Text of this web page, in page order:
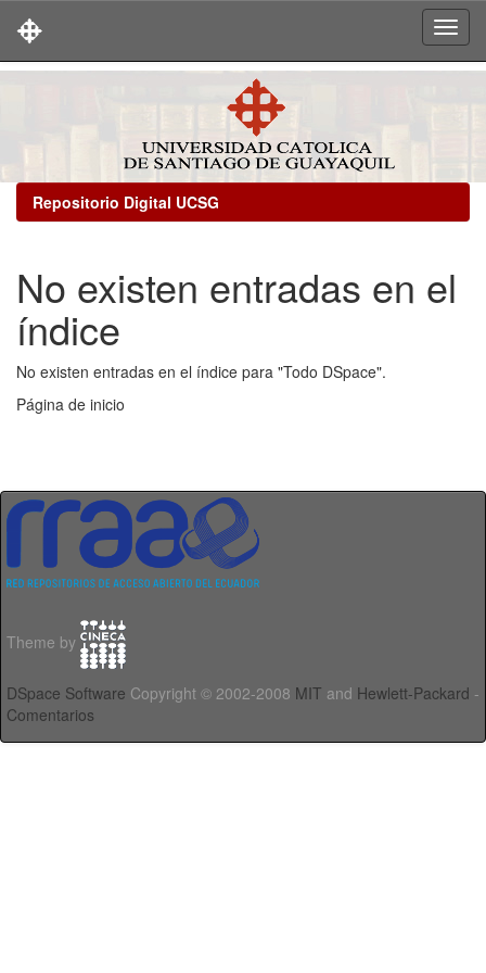
Repositorio Digital UCSG
No existen entradas en el
índice
No existen entradas en el índice para "Todo DSpace".
Página de inicio
Theme by
DSpace Software Copyright © 2002-2008 MIT and Hewlett-Packard -
Comentarios